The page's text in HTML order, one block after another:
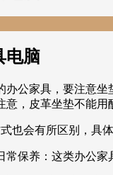
电脑
家具，要注意坐
，皮革坐垫不能用
也会有所区别，具
常保养：这类办公